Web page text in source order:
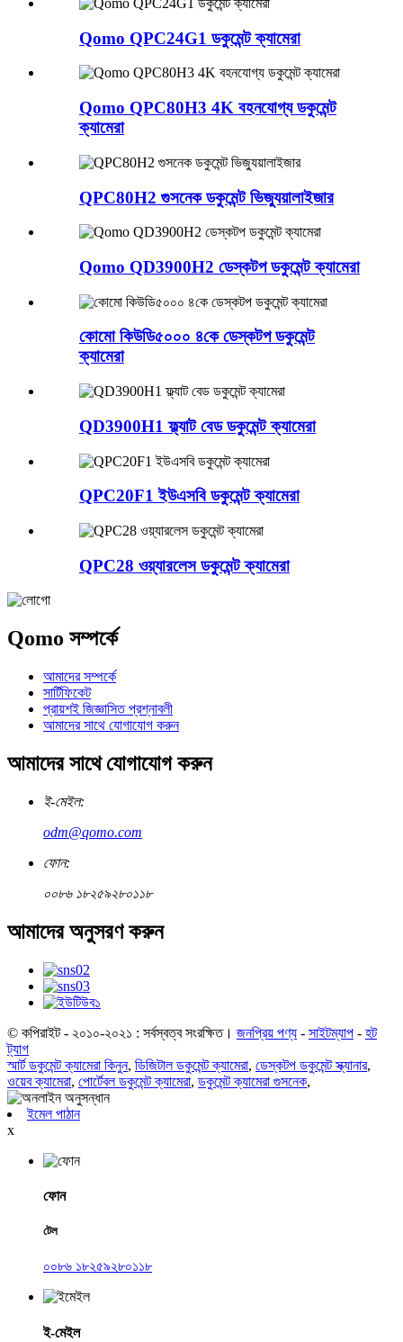
Qomo QPC24G1 ডকুমেন্ট ক্যামেরা
Qomo QPC80H3 4K বহনযোগ্য ডকুমেন্ট
ক্যামেরা
QPC80H2 গুসনেক ডকুমেন্ট ভিজ্যুয়ালাইজার
Qomo QD3900H2 ডেস্কটপ ডকুমেন্ট ক্যামেরা
কোমো কিউডি৫০০০ ৪কে ডেস্কটপ ডকুমেন্ট
ক্যামেরা
QD3900H1 ফ্ল্যাট বেড ডকুমেন্ট ক্যামেরা
QPC20F1 ইউএসবি ডকুমেন্ট ক্যামেরা
QPC28 ওয়্যারলেস ডকুমেন্ট ক্যামেরা
Qomo সম্পর্কে
আমাদের সম্পর্কে
সার্টিফিকেট
প্রায়শই জিজ্ঞাসিত প্রশ্নাবলী
আমাদের সাথে যোগাযোগ করুন
আমাদের সাথে যোগাযোগ করুন
ই-মেইল:
odm@qomo.com
ফোন:
০০৮৬ ১৮২৫৯২৮০১১৮
আমাদের অনুসরণ করুন
© কপিরাইট - ২০১০-২০২১ : সর্বস্বত্ব সংরক্ষিত। জনপ্রিয় পণ্য - সাইটম্যাপ - হট
ট্যাগ
স্মার্ট ডকুমেন্ট ক্যামেরা কিনুন, ডিজিটাল ডকুমেন্ট ক্যামেরা, ডেস্কটপ ডকুমেন্ট স্ক্যানার,
ওয়েব ক্যামেরা, পোর্টেবল ডকুমেন্ট ক্যামেরা, ডকুমেন্ট ক্যামেরা গুসনেক,
ইমেল পাঠান
x
ফোন
টেল
০০৮৬ ১৮২৫৯২৮০১১৮
ই-মেইল